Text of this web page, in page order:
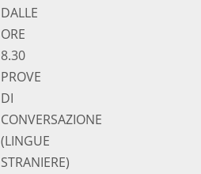
DALLE
ORE
8.30
PROVE
DI
CONVERSAZIONE
(LINGUE
STRANIERE)